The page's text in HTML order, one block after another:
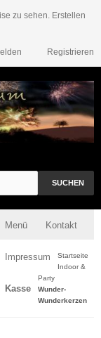
zu sehen. Erstellen
Registrieren
SUCHEN
Menü Kontakt
Impressum
Kasse
Startseite
Indoor &
Party
Wunder-
Wunderkerzen